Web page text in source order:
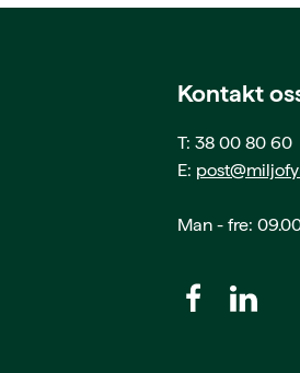
Kontakt
T: 38 00 80 60
E:
Man - fre: